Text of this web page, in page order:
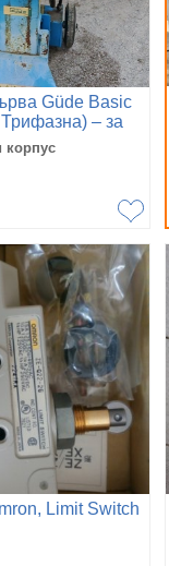
Güde Basic
– за
части
корпус
Limit Switch